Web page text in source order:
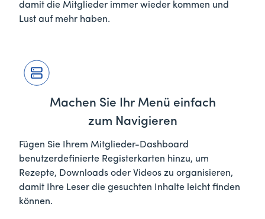
damit die Mitglieder immer wieder kommen und
Lust auf mehr haben.
Machen Sie Ihr Menü einfach
zum Navigieren
Fügen Sie Ihrem Mitglieder-Dashboard
benutzerdefinierte Registerkarten hinzu, um
Rezepte, Downloads oder Videos zu organisieren,
damit Ihre Leser die gesuchten Inhalte leicht finden
können.